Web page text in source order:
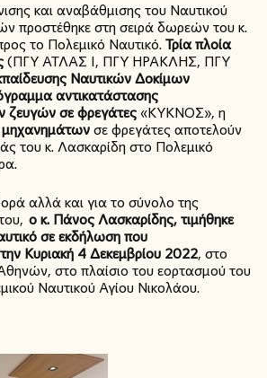
και αναβάθμισης του Ναυτικού
προστέθηκε στη σειρά δωρεών του κ.
το Πολεμικό Ναυτικό.Τρία πλοία
(ΠΓΥ ΑΤΛΑΣ Ι, ΠΓΥ ΗΡΑΚΛΗΣ, ΠΓΥ
Ναυτικών Δοκίμων
αντικατάστασης
σε φρεγάτες«ΚΥΚΝΟΣ», η
μηχανημάτωνσε φρεγάτες αποτελούν
του κ. Λασκαρίδη στο Πολεμικό
αλλά και για το σύνολο της
ο κ. Πάνος Λασκαρίδης, τιμήθηκε
σε εκδήλωση που
Κυριακή 4 Δεκεμβρίου 2022, στο
στο πλαίσιο του εορτασμού του
Ναυτικού Αγίου Νικολάου.